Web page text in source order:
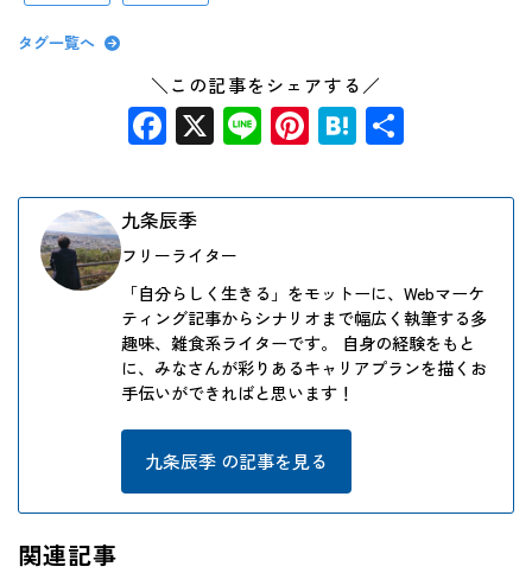
タグ一覧へ
＼この記事をシェアする／
Facebook
X LinePinterest
Hatena
九条辰季
フリーライター
「自分らしく生きる」をモットーに、Webマーケ
ティング記事からシナリオまで幅広く執筆する多
趣味、雑食系ライターです。 自身の経験をもと
に、みなさんが彩りあるキャリアプランを描くお
手伝いができればと思います！
九条辰季 の記事を見る
関連記事